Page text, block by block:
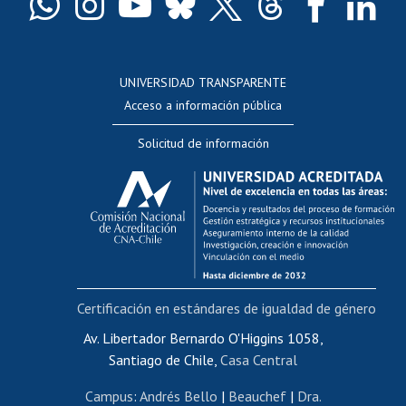
Docentes
Evaluación docente
Calificación académica
Postulación al AUCAI
Funcionarias/os
Cursos internos de capacitación
Bienestar del personal
Portal de movilidad interna
Certificado de renta
Certificado de renta honorarios
UNIVERSIDAD TRANSPARENTE
Acceso a información pública
Solicitud de información
Av. Libertador Bernardo O'Higgins 1058,
Santiago de Chile, Casa Central
Campus: Andrés Bello | Beauchef| Dra.
Certificación en estándares de igualdad de género